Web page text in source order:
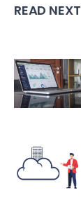
READ NEXT